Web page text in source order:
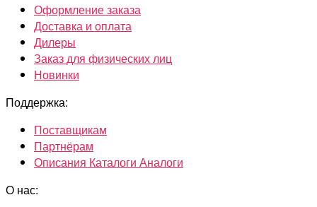
Оформление заказа
Доставка и оплата
Дилеры
Заказ для физических лиц
Новинки
Поддержка:
Поставщикам
Партнёрам
Описания Каталоги Аналоги
О нас: